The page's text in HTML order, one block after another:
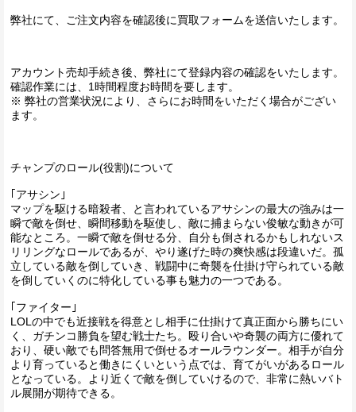
弊社にて、ご注文内容を確認後に買取フォームを送信いたします。
アカウント売却手続き後、弊社にて登録内容の確認をいたします。
確認作業には、1時間程度お時間を要します。
※ 弊社の営業状況により、さらにお時間をいただく場合がござい
ます。
チャンプのロール(役割)について
｢アサシン｣
マップを駆ける暗殺者、と言われているアサシンの最大の強みは一
瞬で敵を倒せ、瞬間移動を駆使し、敵に捕まらない俊敏な動きが可
能なところ。一瞬で敵を倒せる分、自分も倒されるかもしれないス
リリングなロールであるが、やり遂げた時の爽快感は段違いだ。孤
立している敵を倒していき、戦闘中に奇襲を仕掛け守られている敵
を倒していくのに特化している事も魅力の一つである。
｢ファイター｣
LOLの中でも近接戦を得意とし相手に仕掛けて真正面から勝ちにい
く、ガチンコ勝負を望む戦士たち。殴り合いや奇襲の両方に優れて
おり、硬い敵でも問答無用で倒せるオールラウンダー。相手が自分
より育っていると働きにくいという点では、育てがいがあるロール
となっている。より近くで敵を倒していけるので、非常に熱いバト
ル展開が期待できる。